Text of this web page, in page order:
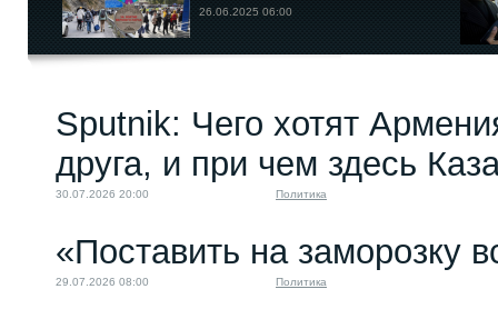
26.06.2025 06:00
Sputnik: Чего хотят
друга, и при чем здесь
30.07.2026 20:00 Политика
«Поставить на заморозку
29.07.2026 08:00 Политика